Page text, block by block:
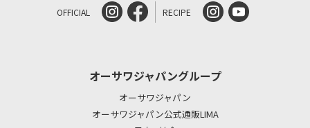
OFFICIAL RECIPE
オーサワジャパングループ
オーサワジャパン
オーサワジャパン公式通販LIMA